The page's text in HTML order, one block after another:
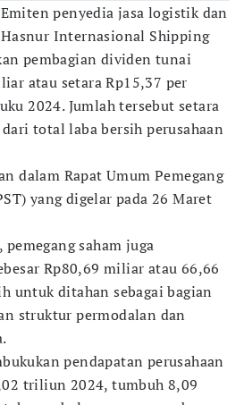
Emiten penyedia jasa logistik dan
Internasional Shipping
pembagian dividen tunai
atau setara Rp15,37 per
2024. Jumlah tersebut setara
total laba bersih perusahaan
dalam Rapat Umum Pemegang
yang digelar pada 26 Maret
saham juga
Rp80,69 miliar atau 66,66
untuk ditahan sebagai bagian
struktur permodalan dan
pendapatan perusahaan
triliun 2024, tumbuh 8,09